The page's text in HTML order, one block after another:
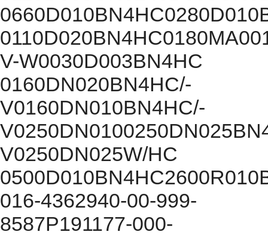
V-W0030D003BN4HC
0160DN020BN4HC/-
V0160DN010BN4HC/-
V0250DN025W/HC
016-4362940-00-999-
8587P191177-000-